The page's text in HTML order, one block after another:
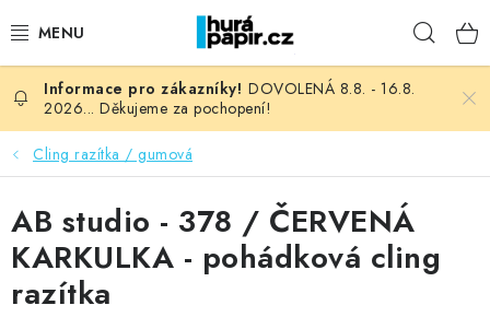
na
NOVINKY
HURÁ DÍLNA
VŠECHNO ZBOŽÍ
KNIHAŘSKÝ MATERIÁL
DOVOLENÁ 8.8. - 16.8.
2026... Děkujeme za pochopení!
Cling razítka / gumová
AB studio - 378 / ČERVENÁ
KARKULKA - pohádková cling
razítka